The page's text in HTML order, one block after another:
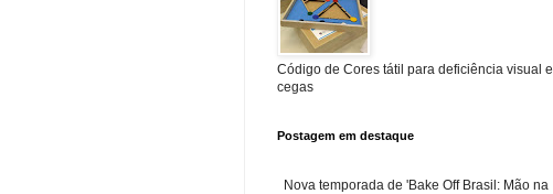
Código de Cores tátil para deficiência visual e
cegas
Postagem em destaque
Nova temporada de 'Bake Off Brasil: Mão na